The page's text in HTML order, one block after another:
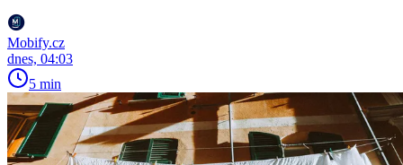
Mobify.cz
dnes, 04:03
5 min